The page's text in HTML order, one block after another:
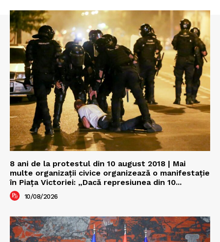
8 ani de la protestul din 10 august 2018 | Mai
multe organizații civice organizează o manifestație
în Piața Victoriei: „Dacă represiunea din 10...
10/08/2026